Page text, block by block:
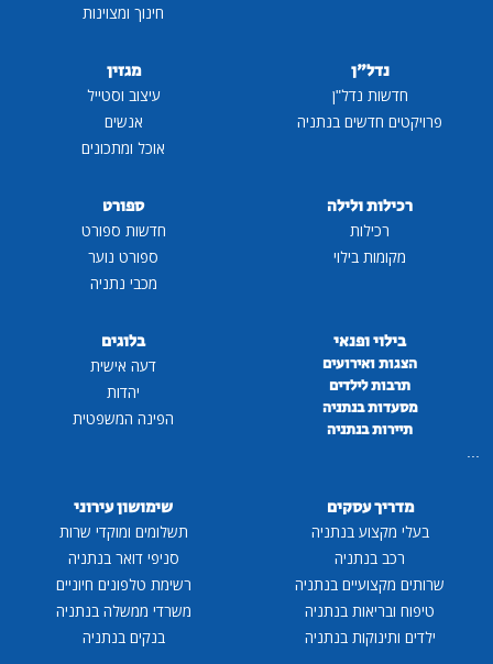
חינוך ומצוינות
נדל"ן
חדשות נדל"ן
פרויקטים חדשים בנתניה
מגזין
עיצוב וסטייל
אנשים
אוכל ומתכונים
רכילות ולילה
רכילות
מקומות בילוי
ספורט
חדשות ספורט
ספורט נוער
מכבי נתניה
בילוי ופנאי
הצגות ואירועים
תרבות לילדים
מסעדות בנתניה
תיירות בנתניה
בלוגים
דעה אישית
יהדות
הפינה המשפטית
מדריך עסקים
בעלי מקצוע בנתניה
רכב בנתניה
שרותים מקצועיים בנתניה
טיפוח ובריאות בנתניה
ילדים ותינוקות בנתניה
שימושון עירוני
תשלומים ומוקדי שרות
סניפי דואר בנתניה
רשימת טלפונים חיוניים
משרדי ממשלה בנתניה
בנקים בנתניה